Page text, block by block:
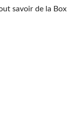
savoir de la Box